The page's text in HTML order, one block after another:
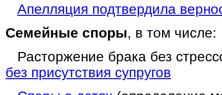
Апелляция подтвердила
Семейные споры, в том числе:
Расторжение брака без
без присутствия супругов